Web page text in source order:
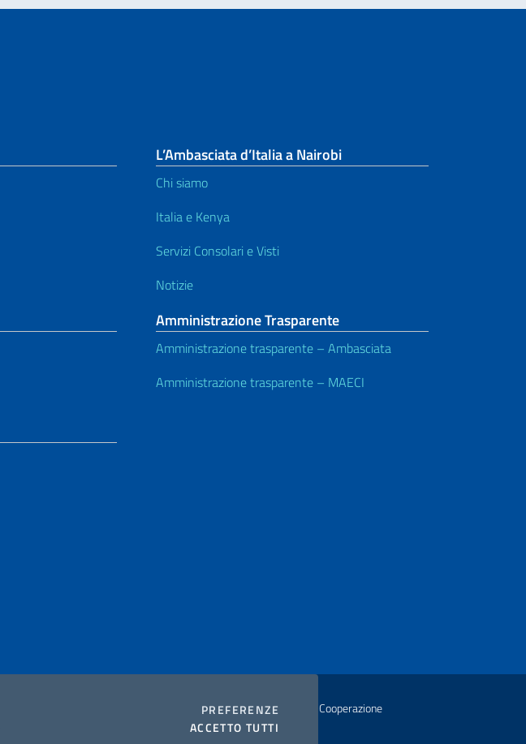
PREFERENZE COOKIES
ACCETTO TUTTI
L’Ambasciata d’Italia a Nairobi
Chi siamo
Italia e Kenya
Servizi Consolari e Visti
Notizie
Amministrazione Trasparente
Amministrazione trasparente – Ambasciata
Amministrazione trasparente – MAECI
2026 Copyright Ministero degli Affari Esteri e della Cooperazione